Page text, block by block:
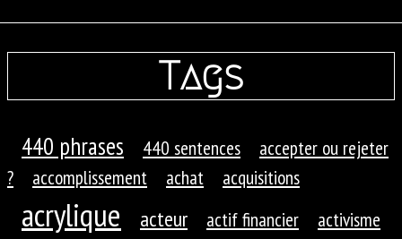
Tags
440 phrases 440 sentences
accepter ou rejeter
?
accomplissement achat acquisitions
acrylique acteur actif financier
activisme